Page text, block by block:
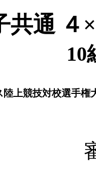
共通 ４
10
上競技対校選手権